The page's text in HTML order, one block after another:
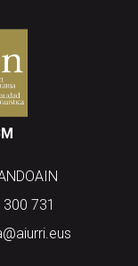
731